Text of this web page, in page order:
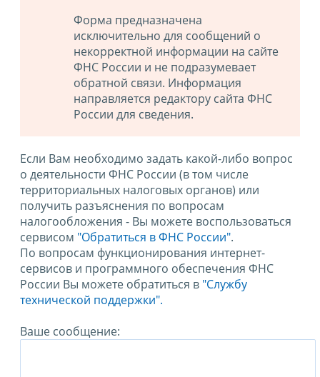
Форма предназначена
исключительно для сообщений о
некорректной информации на сайте
ФНС России и не подразумевает
обратной связи. Информация
направляется редактору сайта ФНС
России для сведения.
Если Вам необходимо задать какой-либо вопрос
о деятельности ФНС России (в том числе
территориальных налоговых органов) или
получить разъяснения по вопросам
налогообложения - Вы можете воспользоваться
сервисом "Обратиться в ФНС России".
По вопросам функционирования интернет-
сервисов и программного обеспечения ФНС
России Вы можете обратиться в "Службу
технической поддержки".
Ваше сообщение: